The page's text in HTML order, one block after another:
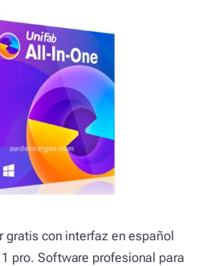
gratis con interfaz en español
pro. Software profesional para